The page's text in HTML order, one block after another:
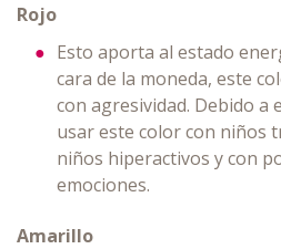
Rojo
Esto aporta al estado
cara de la moneda, este
con agresividad. Debido a
usar este color con niños
niños hiperactivos y con
emociones.
Amarillo